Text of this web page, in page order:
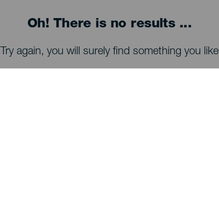
Oh! There is no results ...
Try again, you will surely find something you like